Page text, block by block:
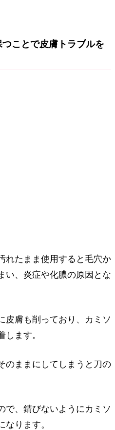
ことで皮膚トラブルを
れたまま使用すると毛穴か
い、炎症や化膿の原因とな
皮膚も削っており、カミソ
します。
のままにしてしまうと刀の
で、錆びないようにカミソ
なります。